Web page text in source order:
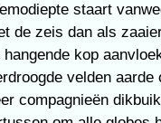
staart
de zeis dan als
kop
velden aarde
compagnieën